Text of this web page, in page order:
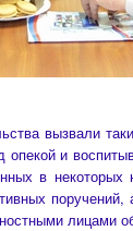
вызвали
и
в
лицами